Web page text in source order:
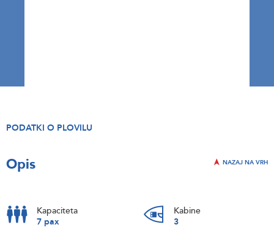
PODATKI O PLOVILU
Opis NAZAJ NA VRH
Kapaciteta
7 pax
Kabine
3